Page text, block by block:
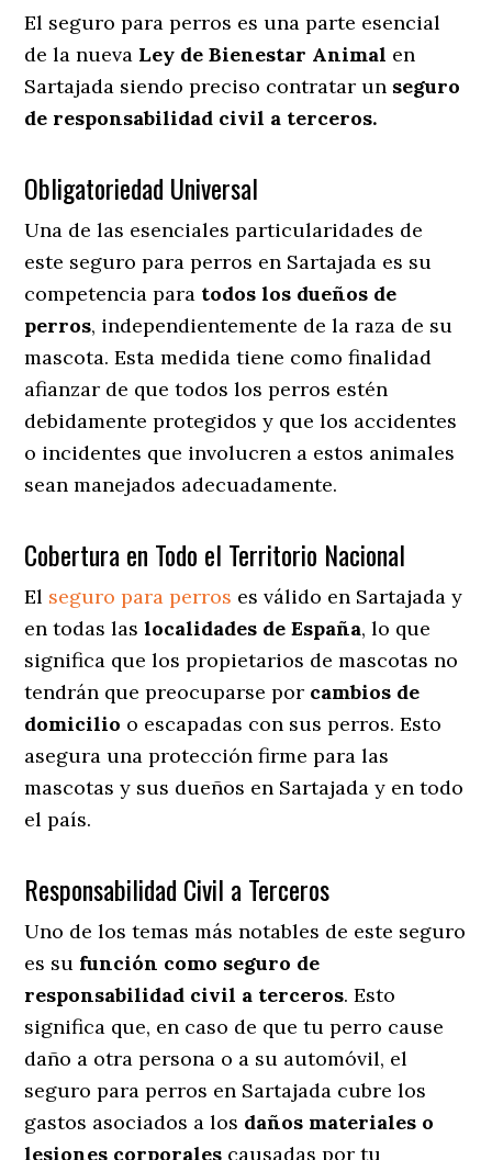
El seguro para perros es una parte esencial
de la nueva Ley de Bienestar Animal en
Sartajada siendo preciso contratar un seguro
de responsabilidad civil a terceros.
Obligatoriedad Universal
Una de las esenciales particularidades de
este seguro para perros en Sartajada es su
competencia para todos los dueños de
perros, independientemente de la raza de su
mascota. Esta medida tiene como finalidad
afianzar de que todos los perros estén
debidamente protegidos y que los accidentes
o incidentes que involucren a estos animales
sean manejados adecuadamente.
Cobertura en Todo el Territorio Nacional
El seguro para perros es válido en Sartajada y
en todas laslocalidades de España, lo que
significa que los propietarios de mascotas no
tendrán que preocuparse por cambios de
domicilio o escapadas con sus perros. Esto
asegura una protección firme para las
mascotas y sus dueños en Sartajada y en todo
el país.
Responsabilidad Civil a Terceros
Uno de los temas más notables de este seguro
es su función como seguro de
responsabilidad civil a terceros. Esto
significa que, en caso de que tu perro cause
daño a otra persona o a su automóvil, el
seguro para perros en Sartajada cubre los
gastos asociados a los daños materiales o
lesiones corporales causadas por tu